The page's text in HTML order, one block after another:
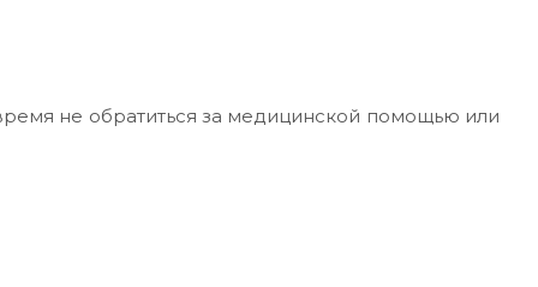
не обратиться за медицинской помощью или